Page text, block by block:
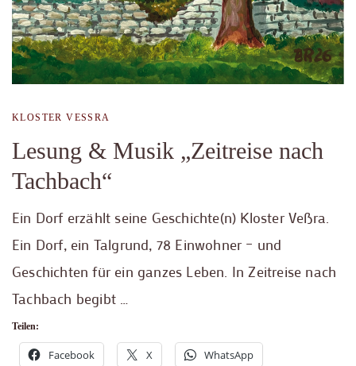
KLOSTER VESSRA
Lesung & Musik „Zeitreise nach
Tachbach“
Ein Dorf erzählt seine Geschichte(n) Kloster Veßra.
Ein Dorf, ein Talgrund, 78 Einwohner – und
Geschichten für ein ganzes Leben. In Zeitreise nach
Tachbach begibt …
Teilen:
Facebook X WhatsApp